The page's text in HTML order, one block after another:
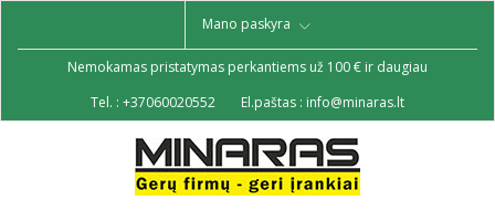
Mano paskyra
Nemokamas pristatymas perkantiems už 100 € ir daugiau
Tel. : +37060020552 El.paštas : info@minaras.lt